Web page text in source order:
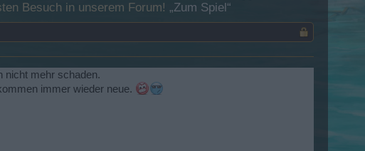
Besuch in unserem Forum! „Zum Spiel“
nicht mehr schaden.
immer wieder neue.